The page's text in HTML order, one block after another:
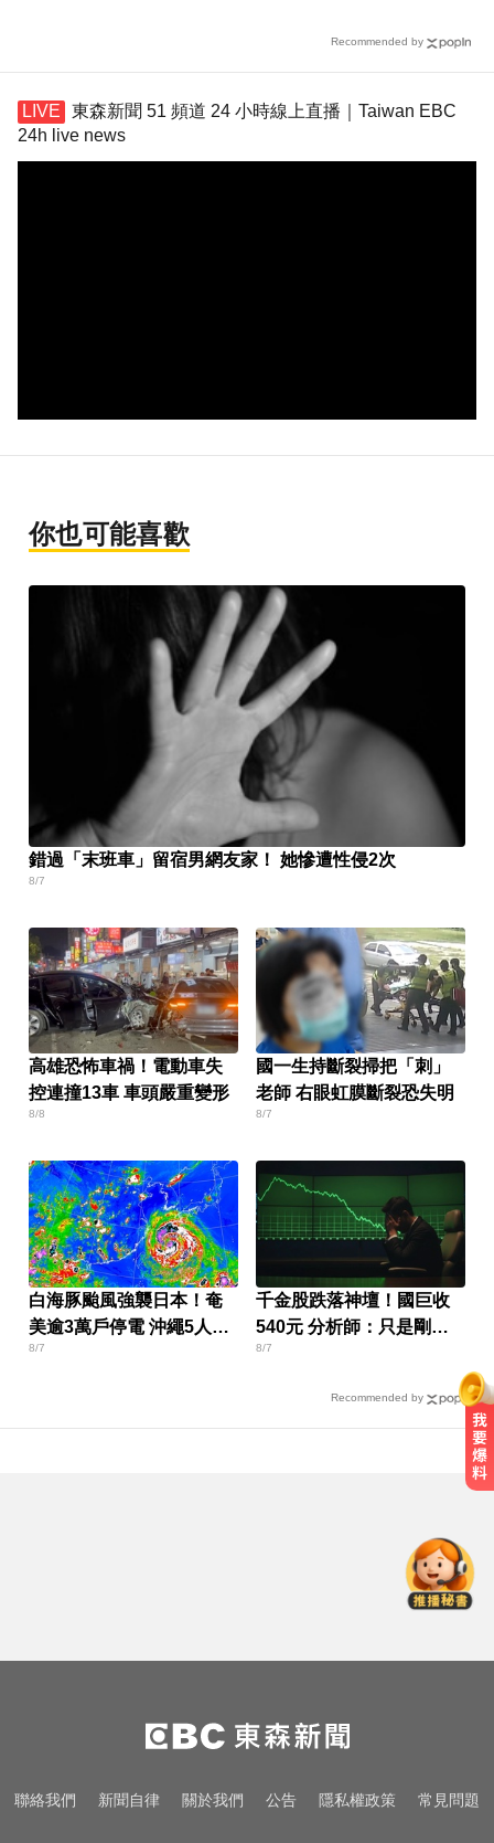
Recommended by
東森新聞 51 頻道 24 小時線上直播｜Taiwan EBC
24h live news
你也可能喜歡
錯過「末班車」留宿男網友家！ 她慘遭性侵2次
8/7
高雄恐怖車禍！電動車失
控連撞13車 車頭嚴重變形
8/8
國一生持斷裂掃把「刺」
老師 右眼虹膜斷裂恐失明
8/7
白海豚颱風強襲日本！奄
美逾3萬戶停電 沖繩5人受
傷
8/7
千金股跌落神壇！國巨收
540元 分析師：只是剛開
始
8/7
Recommended by
析師：只是剛開始
資深歌手「小秦漢」張海漢辭世享
壽68歲 好友證實噩耗
奧運、世界盃「性招待裁判」 南韓
聯絡我們 新聞自律 關於我們 公告 隱私權政策 常見問題